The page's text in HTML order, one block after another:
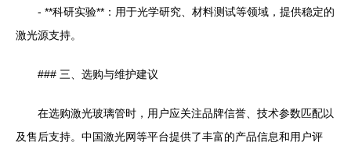
- **科研实验**：用于光学研究、材料测试等领域，提供稳定的
激光源支持。
### 三、选购与维护建议
在选购激光玻璃管时，用户应关注品牌信誉、技术参数匹配以
及售后支持。中国激光网等平台提供了丰富的产品信息和用户评